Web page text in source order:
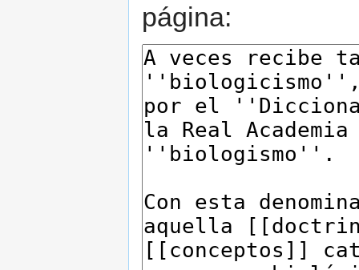
página: